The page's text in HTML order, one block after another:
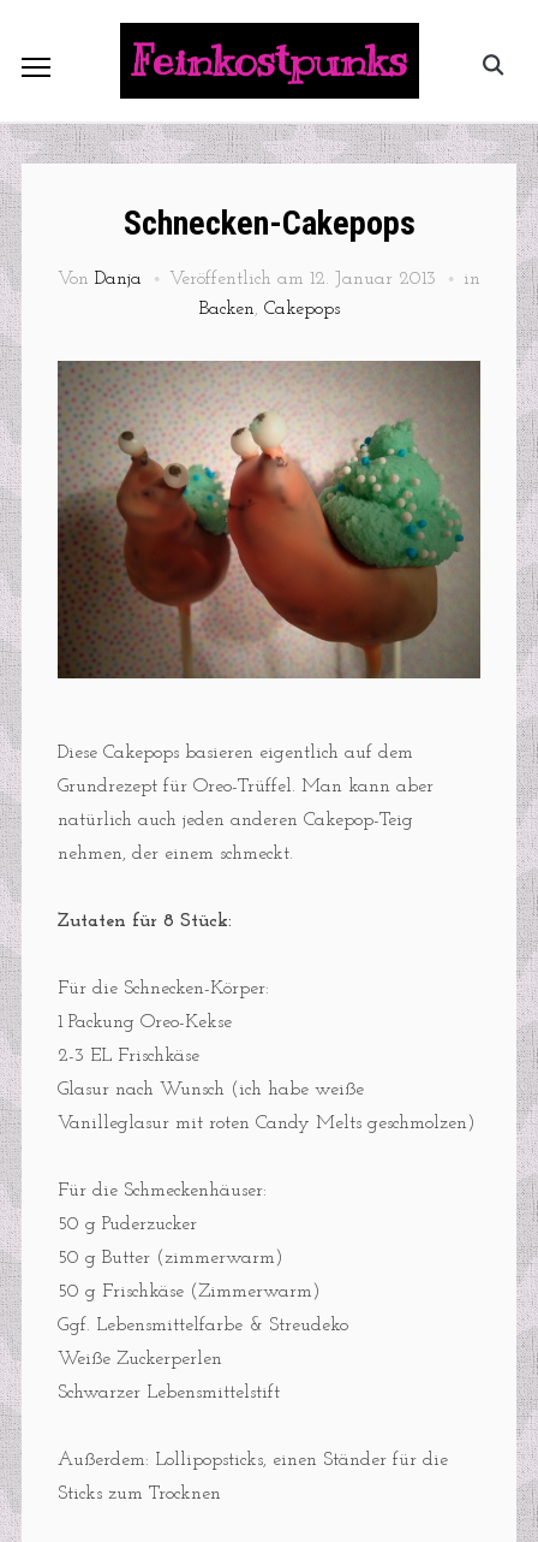
Feinkostpunks
Schnecken-Cakepops
Von Danja Veröffentlich am 12. Januar 2013
in
Backen, Cakepops
Diese Cakepops basieren eigentlich auf dem
Grundrezept für Oreo-Trüffel. Man kann aber
natürlich auch jeden anderen Cakepop-Teig
nehmen, der einem schmeckt.
Zutaten für 8 Stück:
Für die Schnecken-Körper:
1 Packung Oreo-Kekse
2-3 EL Frischkäse
Glasur nach Wunsch (ich habe weiße
Vanilleglasur mit roten Candy Melts geschmolzen)
Für die Schmeckenhäuser:
50 g Puderzucker
50 g Butter (zimmerwarm)
50 g Frischkäse (Zimmerwarm)
Ggf. Lebensmittelfarbe & Streudeko
Weiße Zuckerperlen
Schwarzer Lebensmittelstift
Außerdem: Lollipopsticks, einen Ständer für die
Sticks zum Trocknen